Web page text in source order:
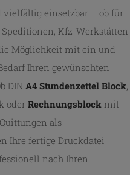
vielfältig einsetzbar – ob für
Kfz-Werkstätten
Möglichkeit mit ein und
Ihren gewünschten
DIN A4 Stundenzettel Block,
oder Rechnungsblock mit
als
Ihre fertige Druckdatei
nach Ihren